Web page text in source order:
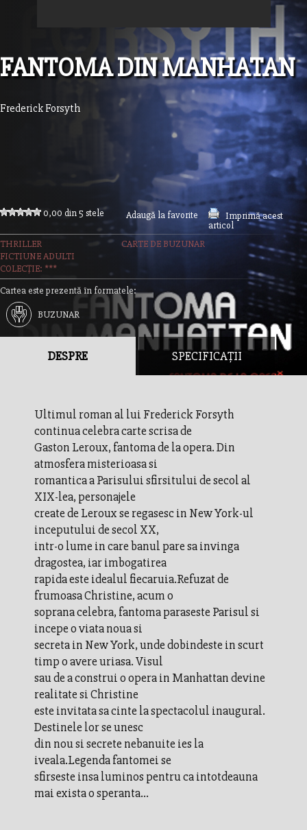
FANTOMA DIN MANHATAN
Frederick Forsyth
0,00 din 5 stele Adaugă la favorite
Imprimă acest
articol
THRILLER
CARTE DE BUZUNAR
FICTIUNE ADULTI
COLECȚIE: ***
Cartea este prezentă în formatele:
BUZUNAR
DESPRE SPECIFICAȚII
Ultimul roman al lui Frederick Forsyth
continua celebra carte scrisa de
Gaston Leroux, fantoma de la opera. Din
atmosfera misterioasa si
romantica a Parisului sfirsitului de secol al
XIX-lea, personajele
create de Leroux se regasesc in New York-ul
inceputului de secol XX,
intr-o lume in care banul pare sa invinga
dragostea, iar imbogatirea
rapida este idealul fiecaruia.Refuzat de
frumoasa Christine, acum o
soprana celebra, fantoma paraseste Parisul si
incepe o viata noua si
secreta in New York, unde dobindeste in scurt
timp o avere uriasa. Visul
sau de a construi o opera in Manhattan devine
realitate si Christine
este invitata sa cinte la spectacolul inaugural.
Destinele lor se unesc
din nou si secrete nebanuite ies la
iveala.Legenda fantomei se
sfirseste insa luminos pentru ca intotdeauna
mai exista o speranta...